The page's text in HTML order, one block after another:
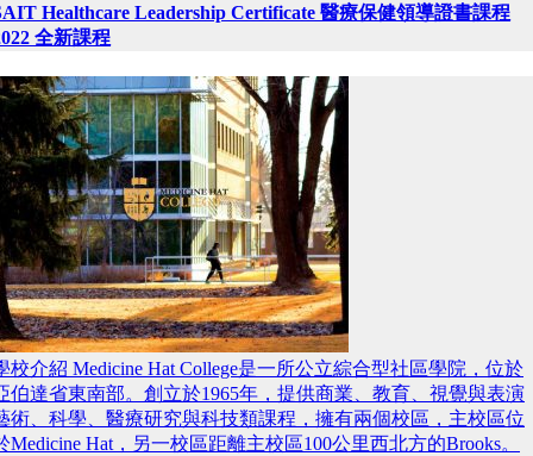
Healthcare Leadership Certificate 醫療保健領導證書課程
全新課程
校介紹 Medicine Hat College是一所公立綜合型社區學院，位於
伯達省東南部。創立於1965年，提供商業、教育、視覺與表演
術、科學、醫療研究與科技類課程，擁有兩個校區，主校區位
Medicine Hat，另一校區距離主校區100公里西北方的Brooks。